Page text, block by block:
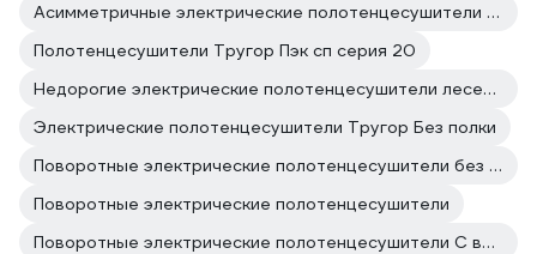
Асимметричные электрические полотенцесушители Маргроид
Полотенцесушители Тругор Пэк сп серия 20
Недорогие электрические полотенцесушители лесенка
Электрические полотенцесушители Тругор Без полки
Поворотные электрические полотенцесушители без терморегулятора
Поворотные электрические полотенцесушители
Поворотные электрические полотенцесушители С вилкой